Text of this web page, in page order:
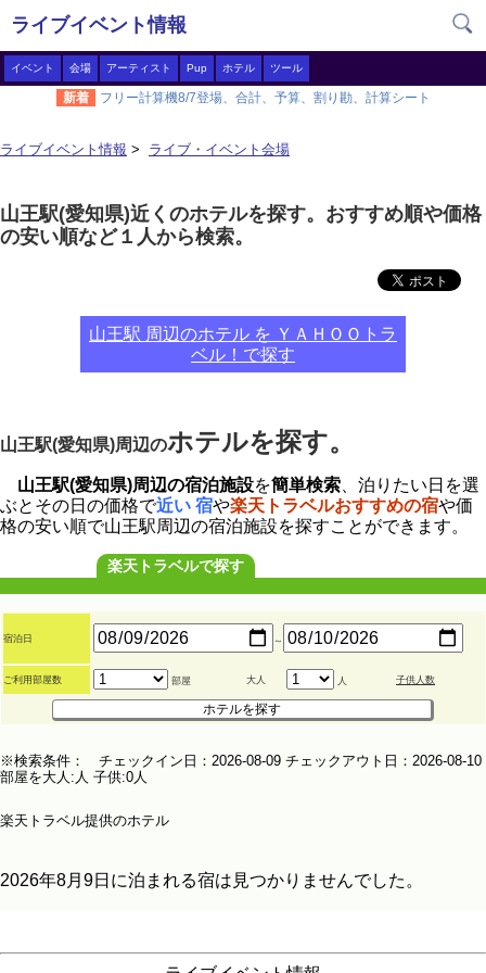
ライブイベント情報
イベント 会場 アーティスト Pup ホテル ツール
新着 フリー計算機8/7登場、合計、予算、割り勘、計算シート
ライブイベント情報 > ライブ・イベント会場
山王駅(愛知県)近くのホテルを探す。おすすめ順や価格
の安い順など１人から検索。
山王駅 周辺のホテル を ＹＡＨＯＯトラ
ベル！で探す
山王駅(愛知県)周辺のホテルを探す。
山王駅(愛知県)周辺の宿泊施設を簡単検索 、泊りたい日を選
ぶとその日の価格で近い 宿や楽天トラベルおすすめの宿や価
格の安い順で山王駅周辺の宿泊施設を探すことができます。
楽天トラベルで探す
宿泊日 ～
ご利用部屋数 部屋 大人 人 子供人数
※検索条件： チェックイン日：2026-08-09 チェックアウト日：2026-08-10
部屋を大人:人 子供:0人
楽天トラベル提供のホテル
2026年8月9日に泊まれる宿は見つかりませんでした。